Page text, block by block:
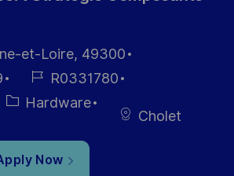
et-Loire, 49300
Job
Id
R0331780
CategoryHardware
Cholet
Now